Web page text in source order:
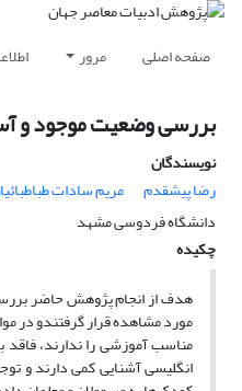
صفحه اصلی مرور
بررسی وضعیت موجود و
نویسندگان
رضا پیشقدم
مریم سادات
دانشگاه فردوسی مشهد
چکیده
مورد مشاهده قرار گرفتندو در
مناسب آموزشی را ندارند،
انگلیسی آشنایی کمی دارند و